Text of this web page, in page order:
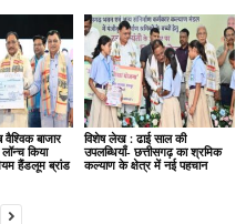
बाजार
किया
हैंडलूम ब्रांड
विशेष लेख : ढाई साल की
उपलब्धियाँ- छत्तीसगढ़ का श्रमिक
कल्याण के क्षेत्र में नई पहचान